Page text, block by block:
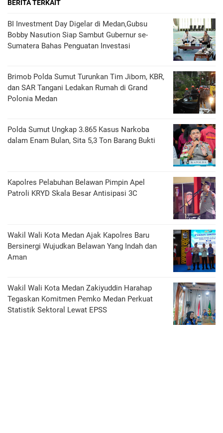
BERITA TERKAIT
BI Investment Day Digelar di Medan,Gubsu
Bobby Nasution Siap Sambut Gubernur se-
Sumatera Bahas Penguatan Investasi
Brimob Polda Sumut Turunkan Tim Jibom, KBR,
dan SAR Tangani Ledakan Rumah di Grand
Polonia Medan
Polda Sumut Ungkap 3.865 Kasus Narkoba
dalam Enam Bulan, Sita 5,3 Ton Barang Bukti
Kapolres Pelabuhan Belawan Pimpin Apel
Patroli KRYD Skala Besar Antisipasi 3C
Wakil Wali Kota Medan Ajak Kapolres Baru
Bersinergi Wujudkan Belawan Yang Indah dan
Aman
Wakil Wali Kota Medan Zakiyuddin Harahap
Tegaskan Komitmen Pemko Medan Perkuat
Statistik Sektoral Lewat EPSS